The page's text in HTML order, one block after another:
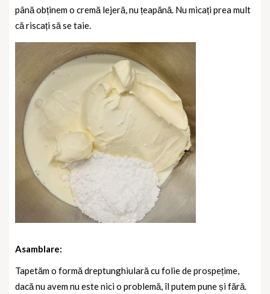
până obținem o cremă lejeră, nu țeapănă. Nu micați prea mult
că riscați să se taie.
Asamblare:
Tapetăm o formă dreptunghiulară cu folie de prospețime,
dacă nu avem nu este nici o problemă, îl putem pune și fără.